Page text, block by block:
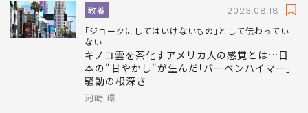
教養 2023.08.18
｢ジョークにしてはいけないもの｣として伝わってい
ない
キノコ雲を茶化すアメリカ人の感覚とは…日
本の"甘やかし"が生んだ｢バーベンハイマー｣
騒動の根深さ
河崎 環